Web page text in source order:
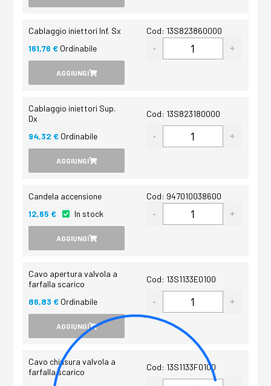
Cablaggio iniettori Inf. Sx
Cod: 13S823860000
161,76 € Ordinabile
AGGIUNGI
Cablaggio iniettori Sup.
Dx
Cod: 13S823180000
94,32 € Ordinabile
AGGIUNGI
Candela accensione
Cod: 947010038600
12,65 €
In stock
AGGIUNGI
Cavo apertura valvola a
farfalla scarico
Cod: 13S1133E0100
86,83 € Ordinabile
AGGIUNGI
Cavo chiusura valvola a
farfalla scarico
Cod: 13S1133F0100